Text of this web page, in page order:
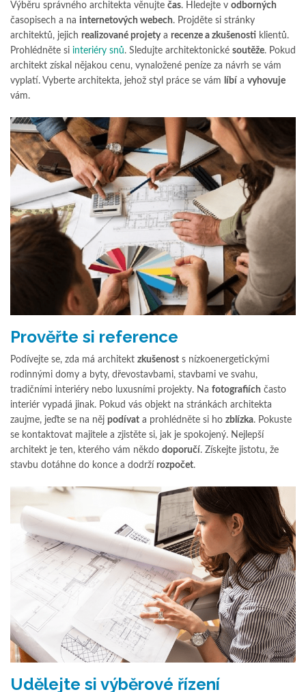
Výběru správného architekta věnujte čas. Hledejte v odborných
časopisech a na internetových webech. Projděte si stránky
architektů, jejich realizované projetya recenze a zkušenosti klientů.
Prohlédněte si interiéry snů. Sledujte architektonické soutěže. Pokud
architekt získal nějakou cenu, vynaložené peníze za návrh se vám
vyplatí. Vyberte architekta, jehož styl práce se vám
líbí a vyhovuje
vám.
Prověřte si reference
Podívejte se, zda má architekt zkušenost s nízkoenergetickými
rodinnými domy a byty, dřevostavbami, stavbami ve svahu,
tradičními interiéry nebo luxusními projekty. Na fotografiích často
interiér vypadá jinak. Pokud vás objekt na stránkách architekta
zaujme, jeďte se na něj podívat a prohlédněte si ho zblízka. Pokuste
se kontaktovat majitele a zjistěte si, jak je spokojený. Nejlepší
architekt je ten, kterého vám někdo doporučí. Získejte jistotu, že
stavbu dotáhne do konce a dodrží rozpočet.
Udělejte si výběrové řízení